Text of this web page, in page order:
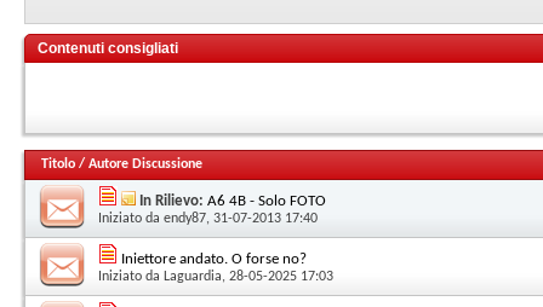
Contenuti consigliati
Titolo / Autore Discussione
In Rilievo: A6 4B - Solo FOTO
Iniziato da endy87, 31-07-2013 17:40
Iniettore andato. O forse no?
Iniziato da Laguardia, 28-05-2025 17:03